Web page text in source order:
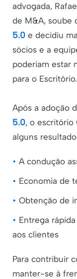
advogada,
de M&A, soube
5.0 e decidiu
sócios e a
poderiam estar
para o Escritório.
Após a adoção
5.0, o escritório
alguns
• A condução
• Economia de
• Obtenção de
• Entrega
aos clientes
Para contribuir
manter-se à